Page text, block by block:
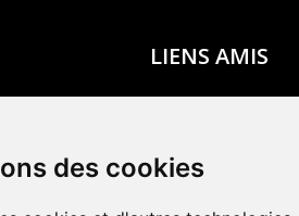
des cookies
LIENS AMIS